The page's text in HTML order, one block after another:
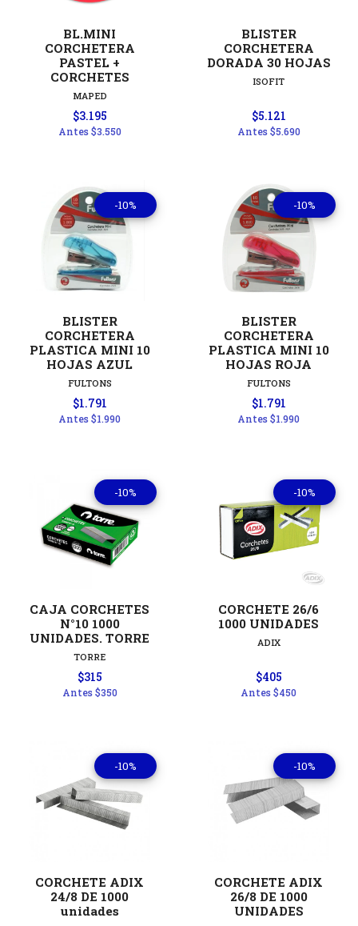
BL.MINI
CORCHETERA
PASTEL +
CORCHETES
MAPED
$3.195
Antes$3.550
BLISTER
CORCHETERA
DORADA 30 HOJAS
ISOFIT
$5.121
Antes$5.690
-10%
BLISTER
CORCHETERA
PLASTICA MINI 10
HOJAS AZUL
FULTONS
$1.791
Antes$1.990
-10%
BLISTER
CORCHETERA
PLASTICA MINI 10
HOJAS ROJA
FULTONS
$1.791
Antes$1.990
-10%
CAJA CORCHETES
N°10 1000
UNIDADES. TORRE
TORRE
$315
Antes$350
-10%
CORCHETE 26/6
1000 UNIDADES
ADIX
$405
Antes$450
-10%
CORCHETE ADIX
24/8 DE 1000
unidades
-10%
CORCHETE ADIX
26/8 DE 1000
UNIDADES